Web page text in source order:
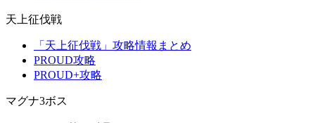
天上征伐戦
「天上征伐戦」攻略情報まとめ
PROUD攻略
PROUD+攻略
マグナ3ボス